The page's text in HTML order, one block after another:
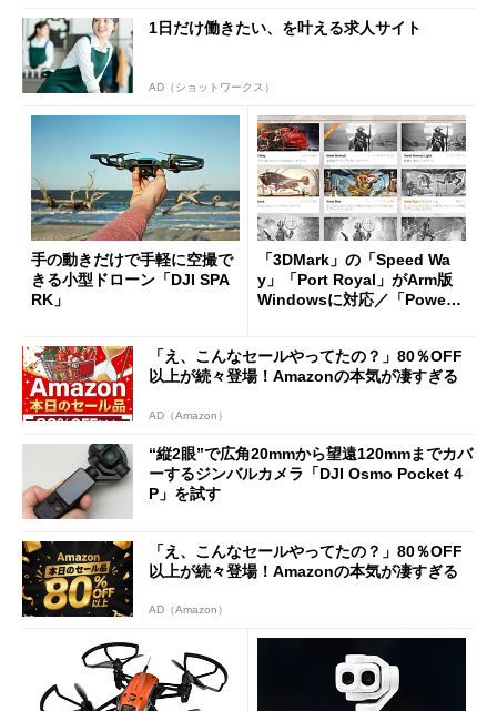
1日だけ働きたい、を叶える求人サイト
AD（ショットワークス）
手の動きだけで手軽に空撮で
きる小型ドローン「DJI SPA
RK」
「3DMark」の「Speed Wa
y」「Port Royal」がArm版
Windowsに対応／「PowerT
デート
「え、こんなセールやってたの？」80％OFF
以上が続々登場！Amazonの本気が凄すぎる
AD（Amazon）
“縦2眼”で広角20mmから望遠120mmまでカバ
ーするジンバルカメラ「DJI Osmo Pocket 4
P」を試す
「え、こんなセールやってたの？」80％OFF
以上が続々登場！Amazonの本気が凄すぎる
AD（Amazon）